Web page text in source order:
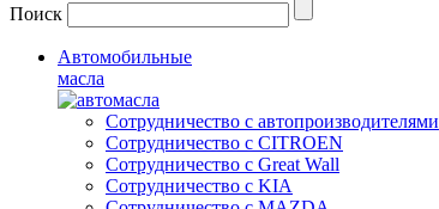
Поиск
Автомобильные
масла
Сотрудничество с автопроизводителями
Сотрудничество с CITROEN
Сотрудничество с Great Wall
Сотрудничество с KIA